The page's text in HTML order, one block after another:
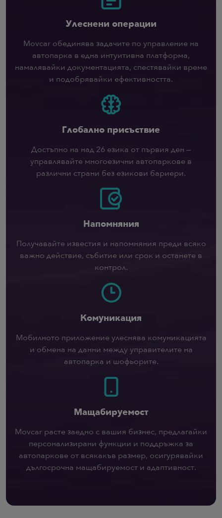
Улеснени операции
Movcar обединява задачите по управление на
автопарка в една интуитивна платформа,
намалявайки документацията, спестявайки време
и подобрявайки ефективността.
Глобално присъствие
Достъпно на над 26 езика от първия ден —
управлявайте многоезични автопаркове в
различни страни без езикови бариери.
Напомняния
Получавайте известия и напомняния преди всяко
важно действие, събитие или срок и останете в
контрол.
Комуникация
Мобилното приложение улеснява комуникацията
и обмена на данни между управителите на
автопарка и шофьорите.
Мащабируемост
Movcar расте заедно с вашия бизнес, предлагайки
персонализирани функции и поддръжка за
автопаркове от всякакъв размер, осигурявайки
дългосрочна мащабируемост и адаптивност.